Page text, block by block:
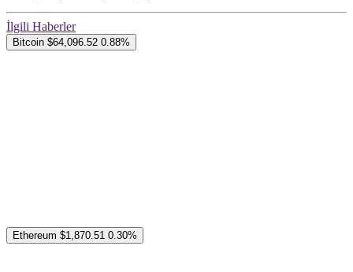
İlgili Haberler
Bitcoin $64,096.52 0.88%
Ethereum $1,870.51 0.30%